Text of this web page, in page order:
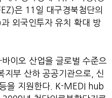
은 11일 대구경북첨단의
외국인투자 유치 확대 방
이오 산업을 글로벌 수준으
지부 산하 공공기관으로, 신
을 지원한다. K-MEDI hub